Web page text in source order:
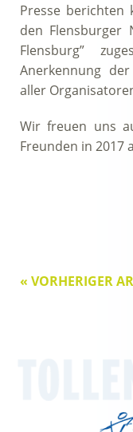
Presse berichten
den Flensburger
Flensburg”
Anerkennung
aller
Wir freuen uns
Freunden in 2017
« VORHERIGER